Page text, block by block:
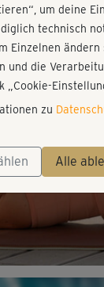
um deine
technisch
Einzelnen
und die
„Cookie-
zu
Alle